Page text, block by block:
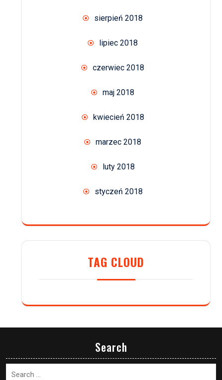
sierpień 2018
lipiec 2018
czerwiec 2018
maj 2018
kwiecień 2018
marzec 2018
luty 2018
styczeń 2018
TAG CLOUD
Search